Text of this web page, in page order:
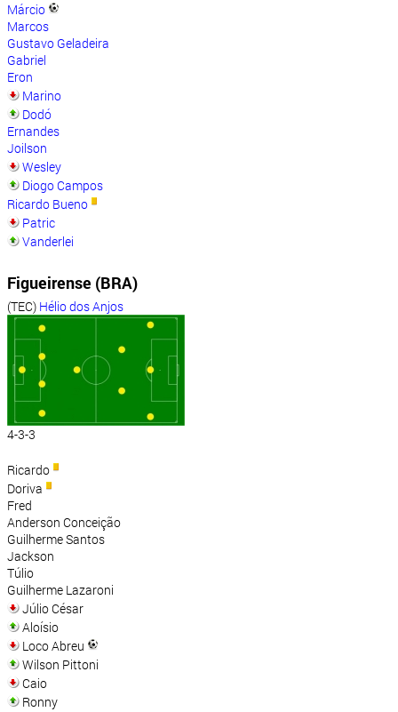
Márcio
Marcos
Gustavo Geladeira
Gabriel
Eron
Marino
Dodó
Ernandes
Joilson
Wesley
Diogo Campos
Ricardo Bueno
Patric
Vanderlei
Figueirense (BRA)
(TEC) Hélio dos Anjos
4-3-3
Ricardo
Doriva
Fred
Anderson Conceição
Guilherme Santos
Jackson
Túlio
Guilherme Lazaroni
Júlio César
Aloísio
Loco Abreu
Wilson Pittoni
Caio
Ronny